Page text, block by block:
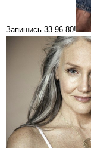
Запишись 33 96 80!